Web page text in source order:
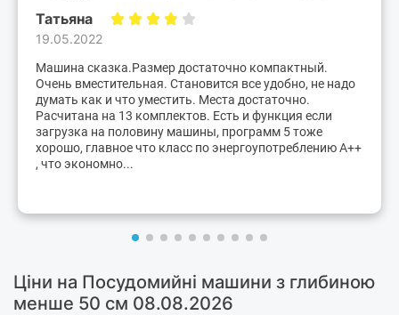
Татьяна
19.05.2022
Машина сказка.Размер достаточно компактный.
Очень вместительная. Становится все удобно, не надо
думать как и что уместить. Места достаточно.
Расчитана на 13 комплектов. Есть и функция если
загрузка на половину машины, программ 5 тоже
хорошо, главное что класс по энергоупотреблению А++
, что экономно...
Ціни на Посудомийні машини з глибиною
менше 50 см 08.08.2026